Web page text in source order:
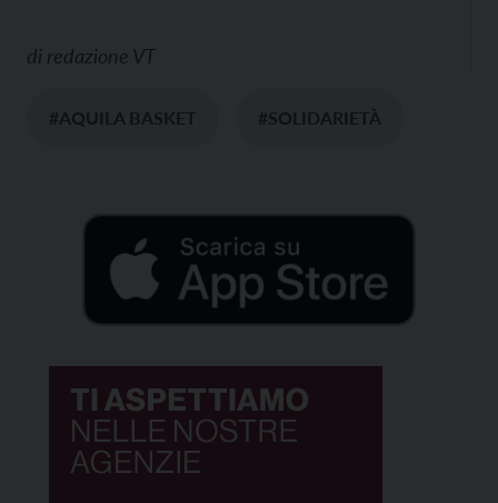
di redazione VT
#AQUILA BASKET #SOLIDARIETÀ